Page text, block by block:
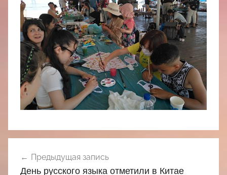
по
Предыдущая запись
День русского языка отметили в Китае